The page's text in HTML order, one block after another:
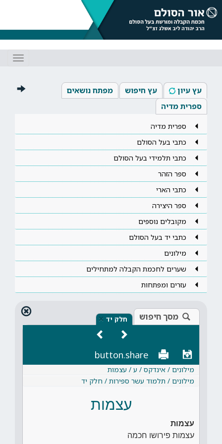
עץ עיון עץ חיפוש
מפתח נושאים
ספרית מדיה
ספרית מדיה
כתבי בעל הסולם
כתבי תלמידי בעל הסולם
ספר הזהר
כתבי הארי
ספר היצירה
מקובלים נוספים
כתבי יד בעל הסולם
מילונים
שערים לחכמת הקבלה למתחילים
עזרים ומפתחות
מסך חיפוש חלק יד ×
button.share
מילונים / אינדקס / ע / עצמות
מילונים / תלמוד עשר ספירות / חלק יד
עצמות
עצמות
עצמות פירושו חכמה